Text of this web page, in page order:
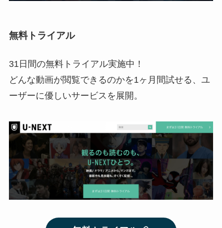
無料トライアル
31日間の無料トライアル実施中！
どんな動画が閲覧できるのかを1ヶ月間試せる、ユ
ーザーに優しいサービスを展開。